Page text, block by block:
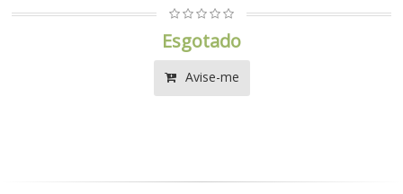
Esgotado
Avise-me